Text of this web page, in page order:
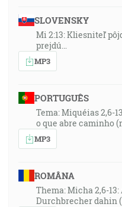
SLOVENSKY
Mi 2:13: Kliesniteľ
prejdú…
MP3
PORTUGUÊS
Tema: Miquéias 2,6-
o que abre caminho
MP3
ROMÂNA
Thema: Micha 2,6-
Durchbrecher dahin